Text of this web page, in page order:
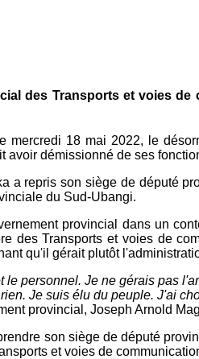
des Transports et voies
mercredi 18 mai 2022, le
avoir démissionné de ses
a repris son siège de député
du Sud-Ubangi.
provincial dans un
des Transports et voies de
qu'il gérait plutôt
le personnel. Je ne gérais pas
Je suis élu du peuple. J'ai
provincial, Joseph Arnold
son siège de député
et voies de